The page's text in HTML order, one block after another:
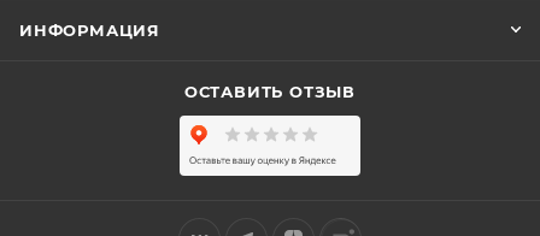
ИНФОРМАЦИЯ
ОСТАВИТЬ ОТЗЫВ